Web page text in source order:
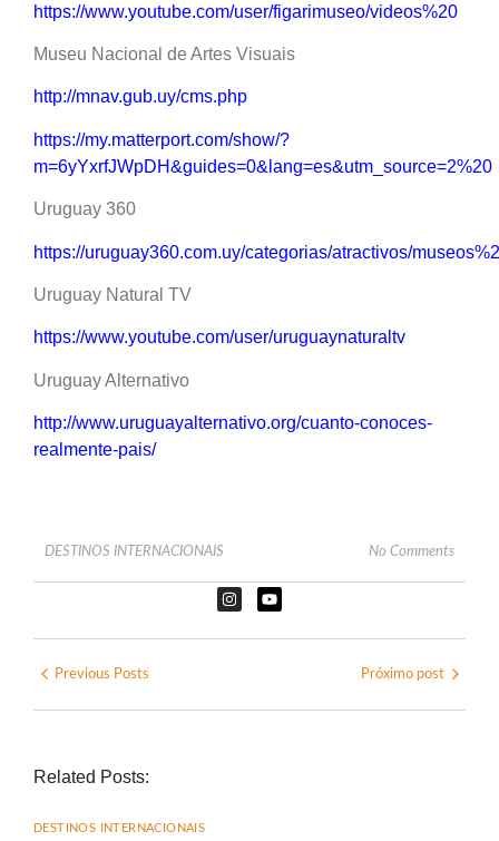
https://www.youtube.com/user/figarimuseo/videos%20
Museu Nacional de Artes Visuais
http://mnav.gub.uy/cms.php
https://my.matterport.com/show/?
m=6yYxrfJWpDH&guides=0&lang=es&utm_source=2%20
Uruguay 360
https://uruguay360.com.uy/categorias/atractivos/
Uruguay Natural TV
https://www.youtube.com/user/uruguaynaturaltv
Uruguay Alternativo
http://www.uruguayalternativo.org/cuanto-conoces-
realmente-pais/
DESTINOS INTERNACIONAIS No Comments
Previous Posts Próximo post
Related Posts:
DESTINOS INTERNACIONAIS